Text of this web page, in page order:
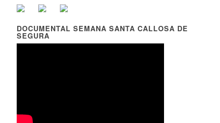
DOCUMENTAL SEMANA SANTA CALLOSA DE
SEGURA